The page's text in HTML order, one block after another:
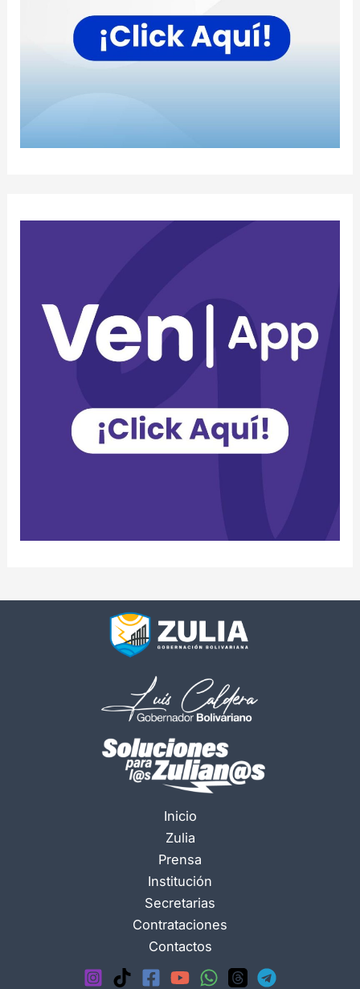
Inicio
Zulia
Prensa
Institución
Secretarias
Contrataciones
Contactos